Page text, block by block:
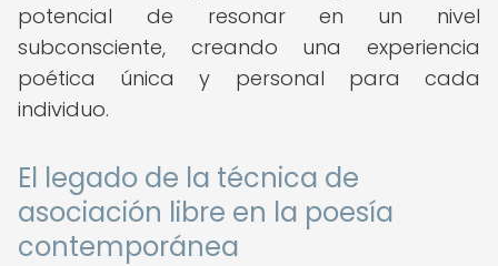
potencial de resonar en un nivel
subconsciente, creando una experiencia
poética única y personal para cada
individuo.
El legado de la técnica de
asociación libre en la poesía
contemporánea